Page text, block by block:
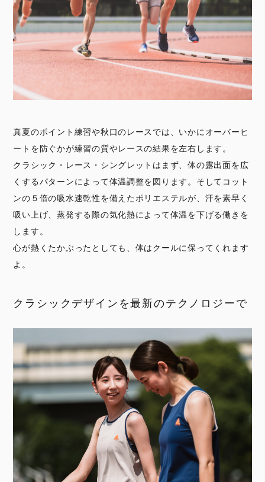
真夏のポイント練習や秋口のレースでは、いかにオーバーヒ
ートを防ぐかが練習の質やレースの結果を左右します。
クラシック・レース・シングレットはまず、体の露出面を広
くするパターンによって体温調整を図ります。そしてコット
ンの５倍の吸水速乾性を備えたポリエステルが、汗を素早く
吸い上げ、蒸発する際の気化熱によって体温を下げる働きを
します。
心が熱くたかぶったとしても、体はクールに保ってくれます
よ。
クラシックデザインを最新のテクノロジーで